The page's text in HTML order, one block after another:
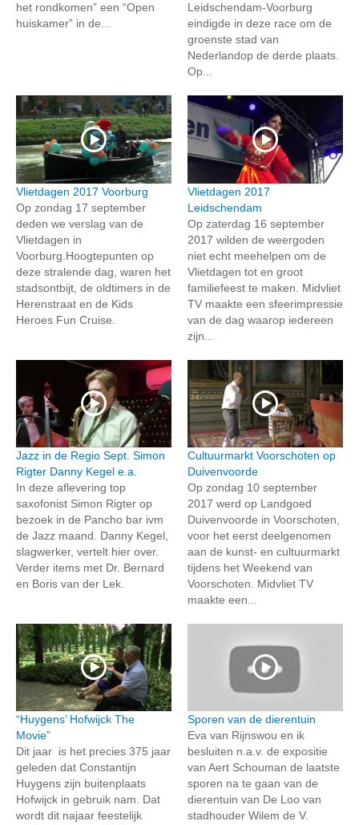
het rondkomen” een “Open
huiskamer” in de...
Leidschendam-Voorburg
eindigde in deze race om de
groenste stad van
Nederlandop de derde plaats.
Op...
Vlietdagen 2017 Voorburg
Op zondag 17 september
deden we verslag van de
Vlietdagen in
Voorburg.Hoogtepunten op
deze stralende dag, waren het
stadsontbijt, de oldtimers in de
Herenstraat en de Kids
Heroes Fun Cruise.
Vlietdagen 2017
Leidschendam
Op zaterdag 16 september
2017 wilden de weergoden
niet echt meehelpen om de
Vlietdagen tot en groot
familiefeest te maken. Midvliet
TV maakte een sfeerimpressie
van de dag waarop iedereen
zijn...
Jazz in de Regio Sept. Simon
Rigter Danny Kegel e.a.
In deze aflevering top
saxofonist Simon Rigter op
bezoek in de Pancho bar ivm
de Jazz maand. Danny Kegel,
slagwerker, vertelt hier over.
Verder items met Dr. Bernard
en Boris van der Lek.
Cultuurmarkt Voorschoten op
Duivenvoorde
Op zondag 10 september
2017 werd op Landgoed
Duivenvoorde in Voorschoten,
voor het eerst deelgenomen
aan de kunst- en cultuurmarkt
tijdens het Weekend van
Voorschoten. Midvliet TV
maakte een...
“Huygens’ Hofwijck The
Movie”
Dit jaar is het precies 375 jaar
geleden dat Constantijn
Huygens zijn buitenplaats
Hofwijck in gebruik nam. Dat
wordt dit najaar feestelijk
Sporen van de dierentuin
Eva van Rijnswou en ik
besluiten n.a.v. de expositie
van Aert Schouman de laatste
sporen na te gaan van de
dierentuin van De Loo van
stadhouder Wilem de V.